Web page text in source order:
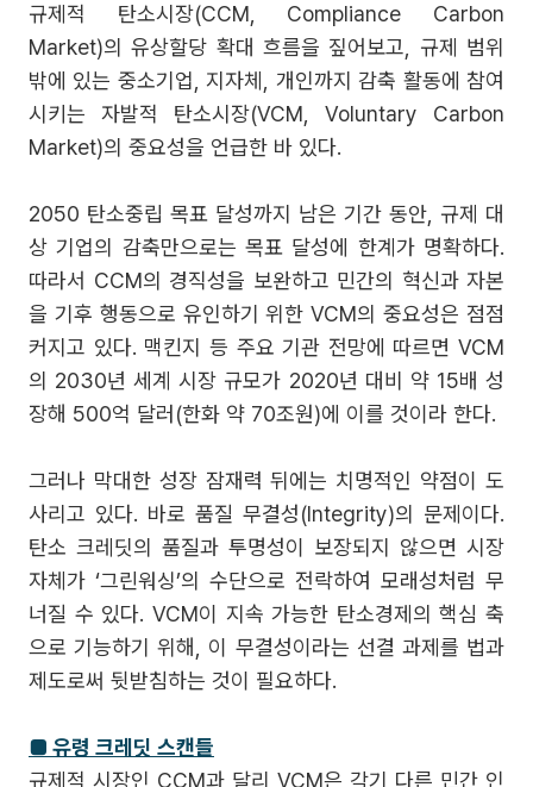
규제적 탄소시장(CCM, Compliance Carbon
Market)의 유상할당 확대 흐름을 짚어보고, 규제 범위
밖에 있는 중소기업, 지자체, 개인까지 감축 활동에 참여
시키는 자발적 탄소시장(VCM, Voluntary Carbon
Market)의 중요성을 언급한 바 있다.
2050 탄소중립 목표 달성까지 남은 기간 동안, 규제 대
상 기업의 감축만으로는 목표 달성에 한계가 명확하다.
따라서 CCM의 경직성을 보완하고 민간의 혁신과 자본
을 기후 행동으로 유인하기 위한 VCM의 중요성은 점점
커지고 있다. 맥킨지 등 주요 기관 전망에 따르면 VCM
의 2030년 세계 시장 규모가 2020년 대비 약 15배 성
장해 500억 달러(한화 약 70조원)에 이를 것이라 한다.
그러나 막대한 성장 잠재력 뒤에는 치명적인 약점이 도
사리고 있다. 바로 품질 무결성(Integrity)의 문제이다.
탄소 크레딧의 품질과 투명성이 보장되지 않으면 시장
자체가 ‘그린워싱’의 수단으로 전락하여 모래성처럼 무
너질 수 있다. VCM이 지속 가능한 탄소경제의 핵심 축
으로 기능하기 위해, 이 무결성이라는 선결 과제를 법과
제도로써 뒷받침하는 것이 필요하다.
■ 유령 크레딧 스캔들
규제적 시장인 CCM과 달리 VCM은 각기 다른 민간 인